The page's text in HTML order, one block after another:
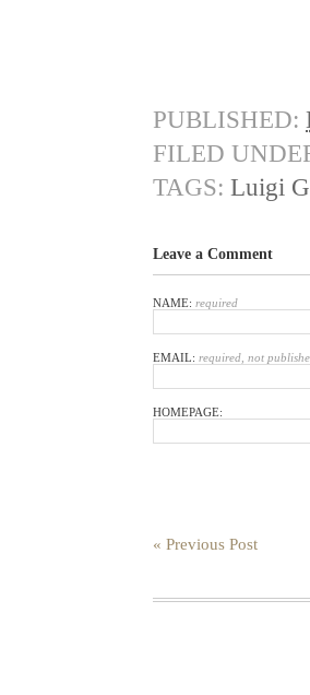
PUBLISHED:
FILED
TAGS: Luigi
Leave a Comment
NAME: required
EMAIL: required, not
HOMEPAGE:
« Previous Post